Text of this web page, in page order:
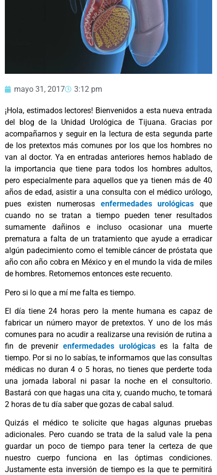
mayo 31, 2017 3:12 pm
¡Hola, estimados lectores! Bienvenidos a esta nueva entrada
del blog de la Unidad Urológica de Tijuana. Gracias por
acompañarnos y seguir en la lectura de esta segunda parte
de los pretextos más comunes por los que los hombres no
van al doctor. Ya en entradas anteriores hemos hablado de
la importancia que tiene para todos los hombres adultos,
pero especialmente para aquellos que ya tienen más de 40
años de edad, asistir a una consulta con el médico urólogo,
pues existen numerosas enfermedades urológicasque
cuando no se tratan a tiempo pueden tener resultados
sumamente dañinos e incluso ocasionar una muerte
prematura a falta de un tratamiento que ayude a erradicar
algún padecimiento como el temible cáncer de próstata que
año con año cobra en México y en el mundo la vida de miles
de hombres. Retomemos entonces este recuento.
Pero si lo que a mí me falta es tiempo.
El día tiene 24 horas pero la mente humana es capaz de
fabricar un número mayor de pretextos. Y uno de los más
comunes para no acudir a realizarse una revisión de rutina a
fin de prevenir enfermedades urológicases la falta de
tiempo. Por si no lo sabías, te informamos que las consultas
médicas no duran 4 o 5 horas, no tienes que perderte toda
una jornada laboral ni pasar la noche en el consultorio.
Bastará con que hagas una cita y, cuando mucho, te tomará
2 horas de tu día saber que gozas de cabal salud.
Quizás el médico te solicite que hagas algunas pruebas
adicionales. Pero cuando se trata de la salud vale la pena
guardar un poco de tiempo para tener la certeza de que
nuestro cuerpo funciona en las óptimas condiciones.
Justamente esta inversión de tiempo es la que te permitirá